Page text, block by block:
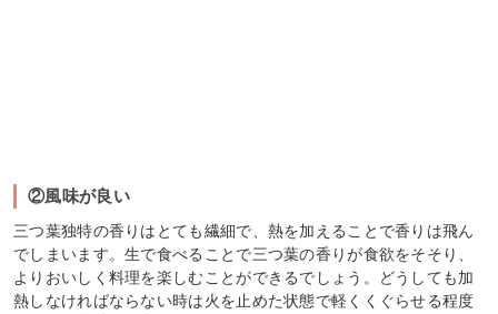
②風味が良い
三つ葉独特の香りはとても繊細で、熱を加えることで香りは飛ん
でしまいます。生で食べることで三つ葉の香りが食欲をそそり、
よりおいしく料理を楽しむことができるでしょう。どうしても加
熱しなければならない時は火を止めた状態で軽くくぐらせる程度